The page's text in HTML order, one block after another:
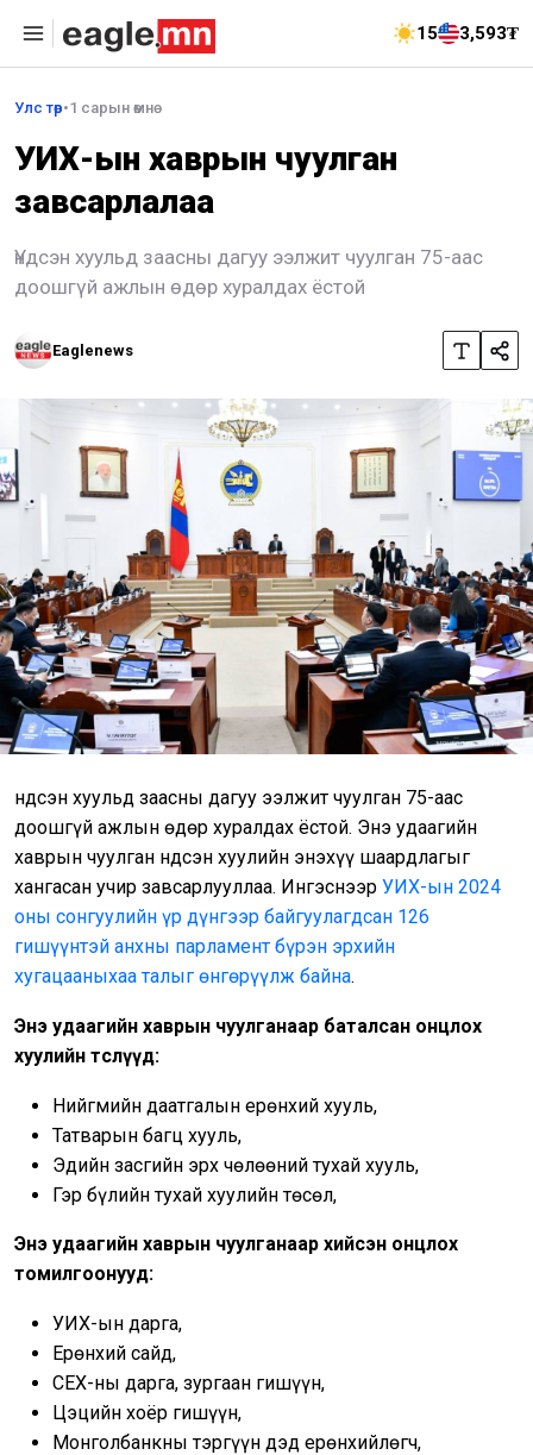
15 3,593₮
Улс төр•1 сарын өмнө
УИХ-ын хаврын чуулган
завсарлалаа
Үндсэн хуульд заасны дагуу ээлжит чуулган 75-аас
доошгүй ажлын өдөр хуралдах ёстой
Eaglenews
Үндсэн хуульд заасны дагуу ээлжит чуулган 75-аас
доошгүй ажлын өдөр хуралдах ёстой. Энэ удаагийн
хаврын чуулган Үндсэн хуулийн энэхүү шаардлагыг
хангасан учир завсарлууллаа. Ингэснээр УИХ-ын 2024
оны сонгуулийн үр дүнгээр байгуулагдсан 126
гишүүнтэй анхны парламент бүрэн эрхийн
хугацааныхаа талыг өнгөрүүлж байна.
Энэ удаагийн хаврын чуулганаар баталсан онцлох
хуулийн төслүүд:
Нийгмийн даатгалын ерөнхий хууль,
Татварын багц хууль,
Эдийн засгийн эрх чөлөөний тухай хууль,
Гэр бүлийн тухай хуулийн төсөл,
Энэ удаагийн хаврын чуулганаар хийсэн онцлох
томилгоонууд:
УИХ-ын дарга,
Ерөнхий сайд,
СЕХ-ны дарга, зургаан гишүүн,
Цэцийн хоёр гишүүн,
Монголбанкны тэргүүн дэд ерөнхийлөгч,